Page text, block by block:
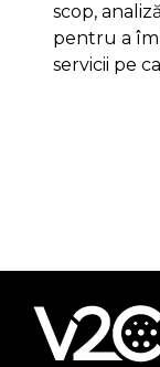
scop,
pentru a
servicii pe